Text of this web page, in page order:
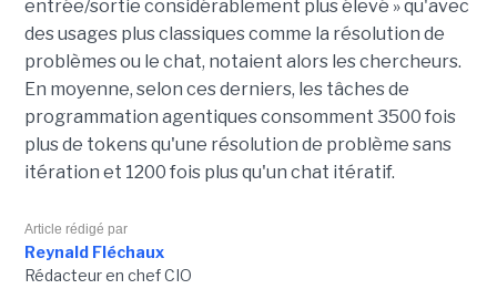
entrée/sortie considérablement plus élevé » qu'avec
des usages plus classiques comme la résolution de
problèmes ou le chat, notaient alors les chercheurs.
En moyenne, selon ces derniers, les tâches de
programmation agentiques consomment 3500 fois
plus de tokens qu'une résolution de problème sans
itération et 1200 fois plus qu'un chat itératif.
Article rédigé par
Reynald Fléchaux
Rédacteur en chef CIO